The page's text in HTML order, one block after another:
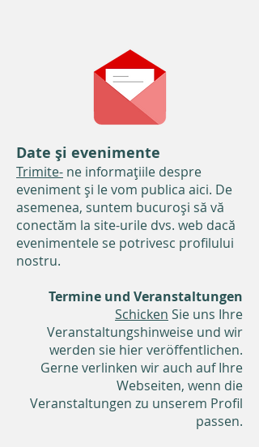
Date și evenimente
Trimite- ne informațiile despre
eveniment și le vom publica aici. De
asemenea, suntem bucuroși să vă
conectăm la site-urile dvs. web dacă
evenimentele se potrivesc profilului
nostru.
Termine und Veranstaltungen
Schicken Sie uns Ihre
Veranstaltungshinweise und wir
werden sie hier veröffentlichen.
Gerne verlinken wir auch auf Ihre
Webseiten, wenn die
Veranstaltungen zu unserem Profil
passen.